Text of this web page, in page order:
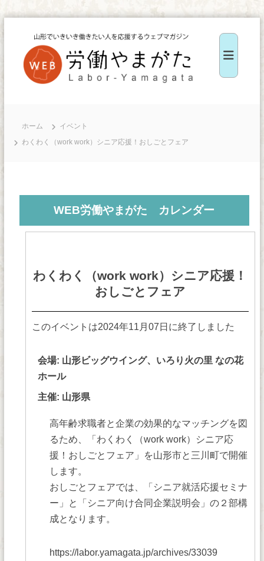
B
労
が
ホーム
イベント
わくわく（work work）シニア応援！おしごとフェア
WEB労働やまがた カレンダー
わくわく（work work）シニア応援！
おしごとフェア
このイベントは2024年11月07日に終了しました
会場: 山形ビッグウイング、いろり火の里 なの花
ホール
主催: 山形県
高年齢求職者と企業の効果的なマッチングを図
るため、「わくわく（work work）シニア応
援！おしごとフェア」を山形市と三川町で開催
します。
おしごとフェアでは、「シニア就活応援セミナ
ー」と「シニア向け合同企業説明会」の２部構
成となります。
https://labor.yamagata.jp/archives/33039